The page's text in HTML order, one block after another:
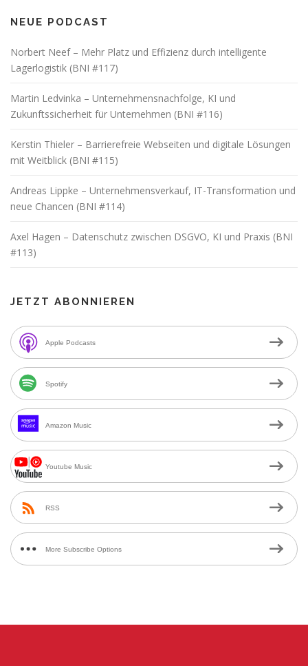
NEUE PODCAST
Norbert Neef – Mehr Platz und Effizienz durch intelligente
Lagerlogistik (BNI #117)
Martin Ledvinka – Unternehmensnachfolge, KI und
Zukunftssicherheit für Unternehmen (BNI #116)
Kerstin Thieler – Barrierefreie Webseiten und digitale Lösungen
mit Weitblick (BNI #115)
Andreas Lippke – Unternehmensverkauf, IT-Transformation und
neue Chancen (BNI #114)
Axel Hagen – Datenschutz zwischen DSGVO, KI und Praxis (BNI
#113)
JETZT ABONNIEREN
Apple Podcasts
Spotify
Amazon Music
Youtube Music
RSS
More Subscribe Options